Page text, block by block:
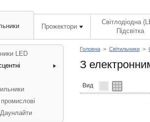
Прожектори
Світлодіодна
Підсвітка
Головна > Світильники >
З
Вид
LED
промислові
Даунлайти